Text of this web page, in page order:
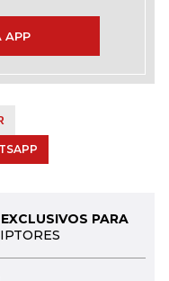
APP
PARA